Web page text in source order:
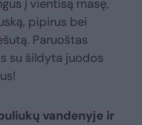
į vientisą masę,
pipirus bei
Paruoštas
su šildyta juodos
vandenyje ir